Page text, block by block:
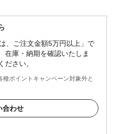
、ご注文金額5万円以上」で
在庫・納期を確認いたしま
ださい。
ポイントキャンペーン対象外と
合わせ